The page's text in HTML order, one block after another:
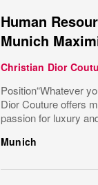
Human
Munich
Christian Dior
Position“Whatever
Dior Couture offers
passion for luxury
Munich